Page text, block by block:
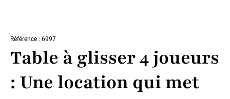
Référence : 6997
Table à glisser 4 joueurs
: Une location qui met